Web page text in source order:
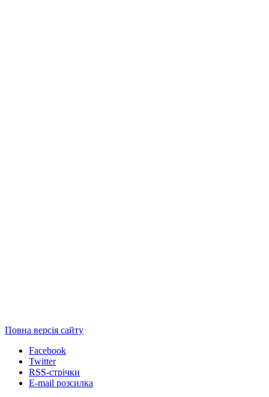
Повна версія сайту
Facebook
Twitter
RSS-стрічки
E-mail розсилка